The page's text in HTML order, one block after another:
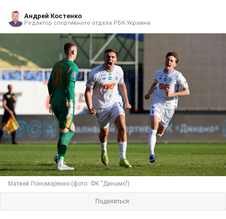
Андрей Костенко
Редактор спортивного отдела РБК-Украина
Матвей Пономаренко (фото: ФК "Динамо")
Поделиться: